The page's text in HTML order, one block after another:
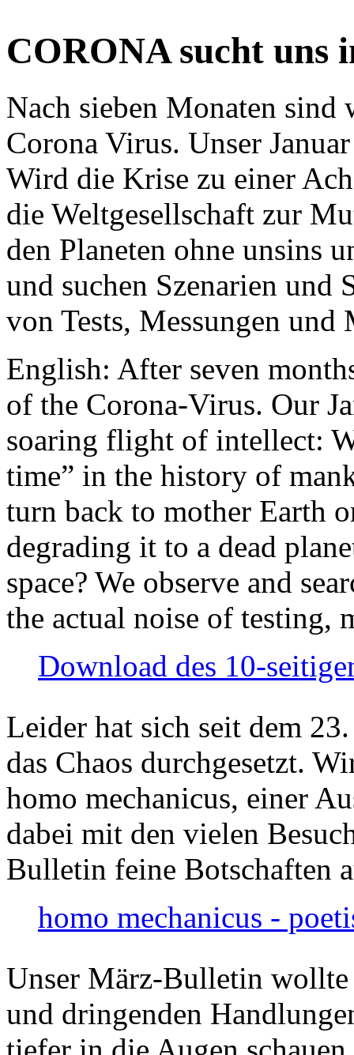
CORONA sucht uns
Nach sieben Monaten
Corona Virus. Unser
Wird die Krise zu einer
die Weltgesellschaft zur
den Planeten ohne unsins
und suchen Szenarien und
von Tests, Messungen und
English: After seven
of the Corona-Virus. Our
soaring flight of intellect:
time” in the history of
turn back to mother Earth
degrading it to a dead
space? We observe and
the actual noise of testing,
Download des 10-
Leider hat sich seit dem
das Chaos durchgesetzt.
homo mechanicus, einer
dabei mit den vielen
Bulletin feine Botschaften
homo mechanicus -
Unser März-Bulletin
und dringenden